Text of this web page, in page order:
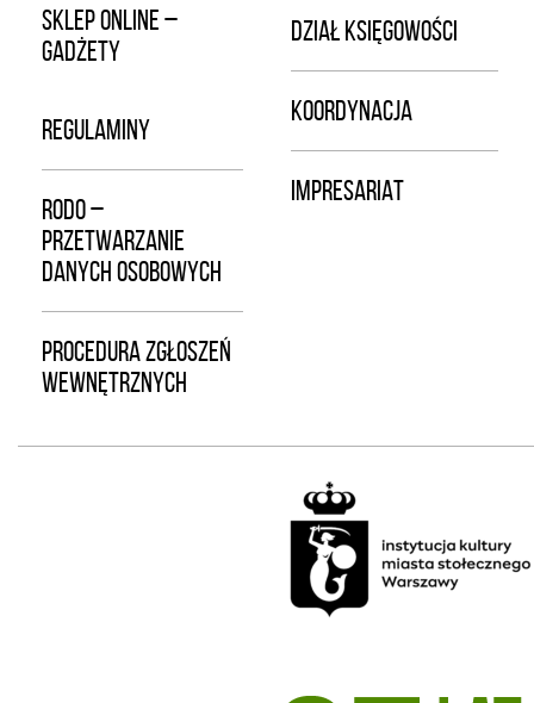
SKLEP ONLINE –
GADŻETY
REGULAMINY
RODO –
PRZETWARZANIE
DANYCH OSOBOWYCH
PROCEDURA ZGŁOSZEŃ
WEWNĘTRZNYCH
DZIAŁ KSIĘGOWOŚCI
KOORDYNACJA
IMPRESARIAT